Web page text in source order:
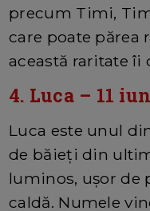
precum Timi,
care poate părea
această raritate îi
4. Luca – 11
Luca este unul
de băieți din
luminos, ușor de
caldă. Numele